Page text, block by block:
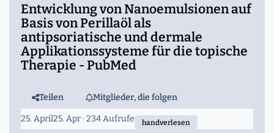
Entwicklung von Nanoemulsionen auf
Basis von Perillaöl als
antipsoriatische und dermale
Applikationssysteme für die topische
Therapie - PubMed
Teilen Mitglieder, die folgen
25. April25. Apr· 234 Aufrufe handverlesen